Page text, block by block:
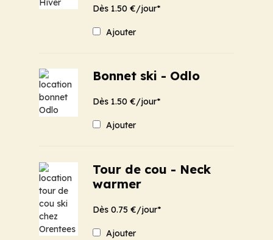
Dès 1.50 €/jour*
Ajouter
Bonnet ski - Odlo
Dès 1.50 €/jour*
Ajouter
Tour de cou - Neck
warmer
Dès 0.75 €/jour*
Ajouter